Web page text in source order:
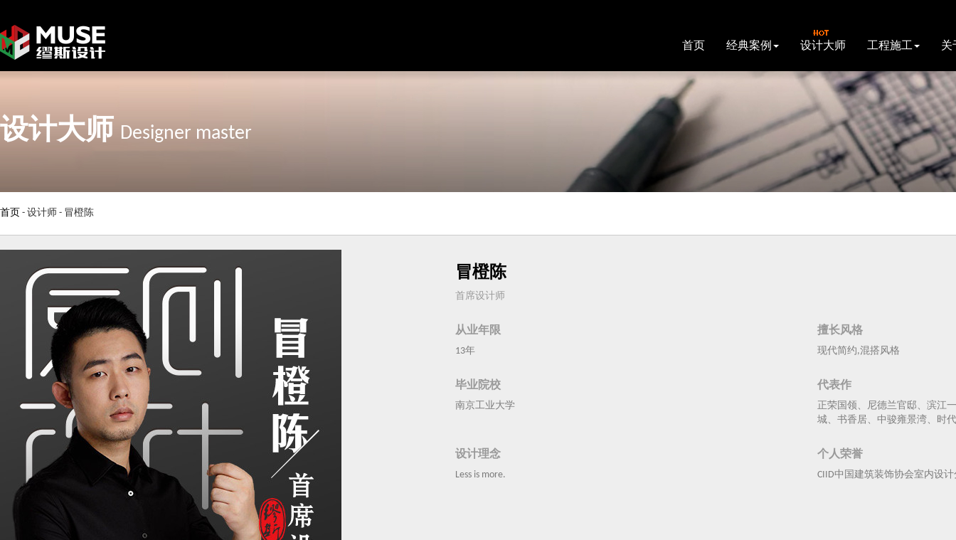
首页 经典案例 设计大师 工程施工 关
设计大师 Designer master
首页 - 设计师 - 冒橙陈
冒橙陈
首席设计师
从业年限
13年
擅长风格
现代简约,混搭风格
毕业院校
南京工业大学
代表作
正荣国领、尼德兰官邸、滨江
城、书香居、中骏雍景湾、时
设计理念
Less is more.
个人荣誉
CIID中国建筑装饰协会室内设